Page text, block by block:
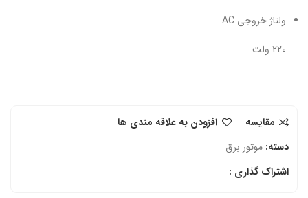
ولتاژ خروجی AC
220 ولت
مقایسه
افزودن به علاقه مندی ها
دسته: موتور برق
اشتراک گذاری :